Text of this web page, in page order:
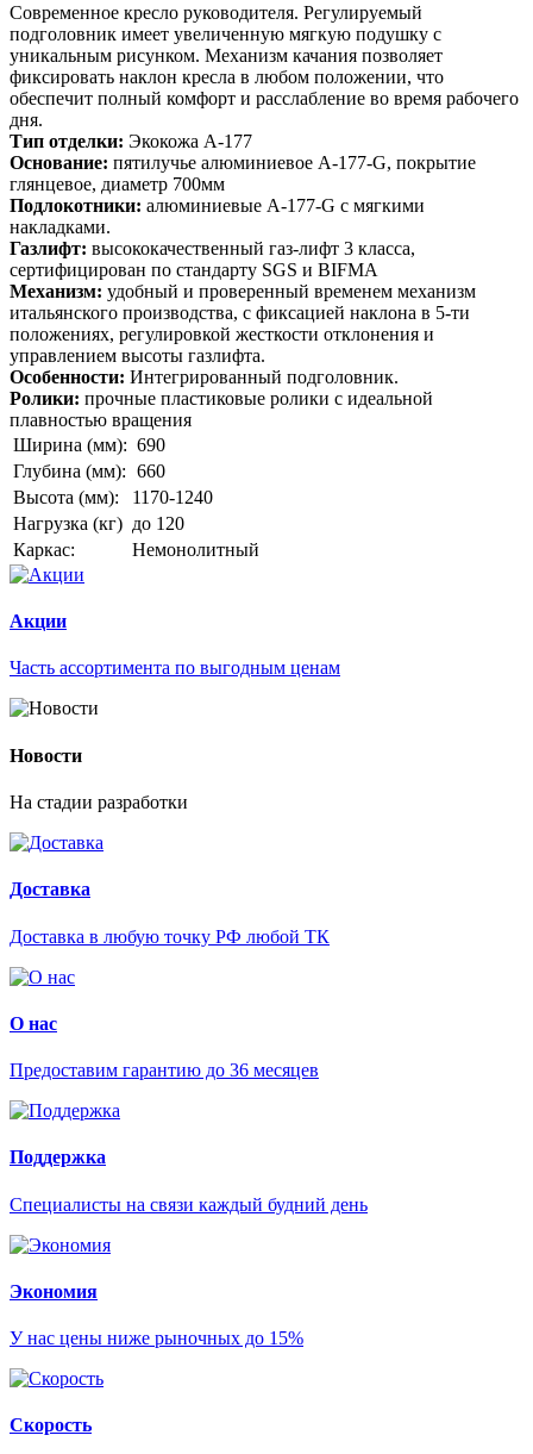
Современное кресло руководителя. Регулируемый
подголовник имеет увеличенную мягкую подушку с
уникальным рисунком. Механизм качания позволяет
фиксировать наклон кресла в любом положении, что
обеспечит полный комфорт и расслабление во время рабочего
дня.
Тип отделки: Экокожа А-177
Основание: пятилучье алюминиевое А-177-G, покрытие
глянцевое, диаметр 700мм
Подлокотники: алюминиевые A-177-G с мягкими
накладками.
Газлифт: высококачественный газ-лифт 3 класса,
сертифицирован по стандарту SGS и BIFMA
Механизм: удобный и проверенный временем механизм
итальянского производства, с фиксацией наклона в 5-ти
положениях, регулировкой жесткости отклонения и
управлением высоты газлифта.
Особенности: Интегрированный подголовник.
Ролики: прочные пластиковые ролики с идеальной
плавностью вращения
Ширина (мм): 690
Глубина (мм): 660
Высота (мм):
1170-1240
Нагрузка (кг) до 120
Каркас:
Немонолитный
Акции
Часть ассортимента по выгодным ценам
Новости
На стадии разработки
Доставка
Доставка в любую точку РФ любой ТК
О нас
Предоставим гарантию до 36 месяцев
Поддержка
Специалисты на связи каждый будний день
Экономия
У нас цены ниже рыночных до 15%
Скорость